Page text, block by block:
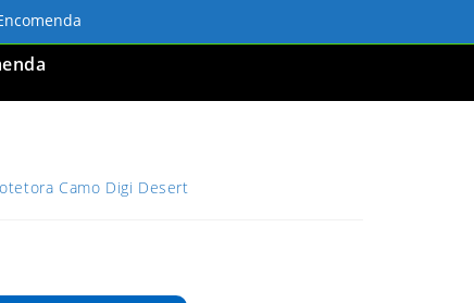
Camo Digi Desert